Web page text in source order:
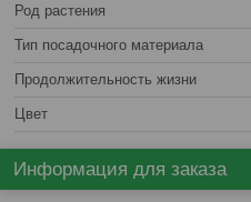
Род растения
Тип посадочного материала
Продолжительность жизни
Цвет
Информация для заказа